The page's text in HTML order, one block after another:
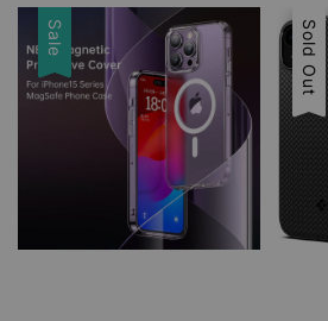
Sale Sale
Sold Out